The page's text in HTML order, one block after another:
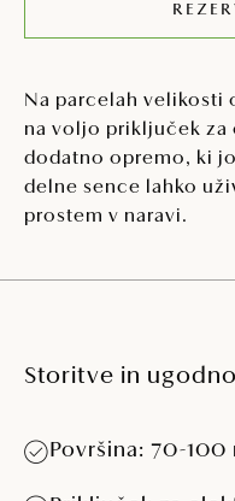
Na parcelah velikosti
na voljo priključek za
dodatno opremo, ki
delne sence lahko
prostem v naravi.
Storitve in
Površina: 70-100